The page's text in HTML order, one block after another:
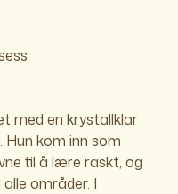
med en krystallklar
Hun kom inn som
til å lære raskt, og
områder. I